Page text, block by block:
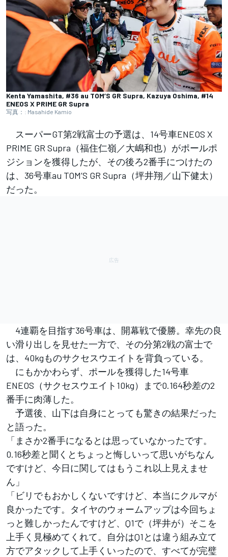
Kenta Yamashita, #36 au TOM’S GR Supra, Kazuya Oshima, #14
ENEOS X PRIME GR Supra
写真：: Masahide Kamio
スーパーGT第2戦富士の予選は、14号車ENEOS X
PRIME GR Supra（福住仁嶺／大嶋和也）がポールポ
ジションを獲得したが、その後ろ2番手につけたの
は、36号車au TOM’S GR Supra（坪井翔／山下健太）
だった。
4連覇を目指す36号車は、開幕戦で優勝。幸先の良
い滑り出しを見せた一方で、その分第2戦の富士で
は、40kgものサクセスウエイトを背負っている。
にもかかわらず、ポールを獲得した14号車
ENEOS（サクセスウエイト10kg）まで0.164秒差の2
番手に肉薄した。
予選後、山下は自身にとっても驚きの結果だった
と語った。
「まさか2番手になるとは思っていなかったです。
0.16秒差と聞くとちょっと悔しいって思いがちなん
ですけど、今日に関してはもうこれ以上見えませ
ん」
「ビリでもおかしくないですけど、本当にクルマが
良かったです。タイヤのウォームアップは今回ちょ
っと難しかったんですけど、Q1で（坪井が）そこを
上手く見極めてくれて。自分はQ1とは違う組み立て
方でアタックして上手くいったので、すべてが完璧